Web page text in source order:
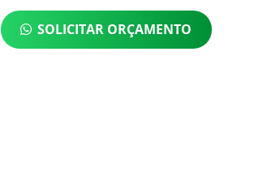
SOLICITAR ORÇAMENTO